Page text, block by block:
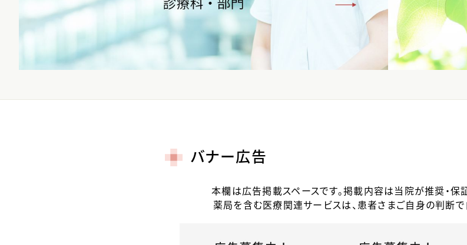
バナー広告
本欄は広告掲載スペースです。掲載内容は当院が推奨・保
薬局を含む医療関連サービスは、患者さまご自身の判断